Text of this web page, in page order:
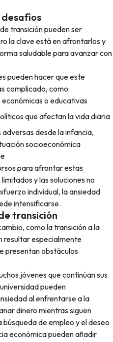
desafíos
transición pueden ser
la clave está en afrontarlos y
saludable para avanzar con
pueden hacer que este
complicado, como:
o educativas
que afectan la vida diaria
adversas desde la infancia,
socioeconómica
para afrontar estas
y las soluciones no
individual, la ansiedad
intensificarse.
transición
como la transición a la
resultar especialmente
presentan obstáculos
jóvenes que continúan sus
pueden
al enfrentarse a la
dinero mientras siguen
de empleo y el deseo
económica pueden añadir